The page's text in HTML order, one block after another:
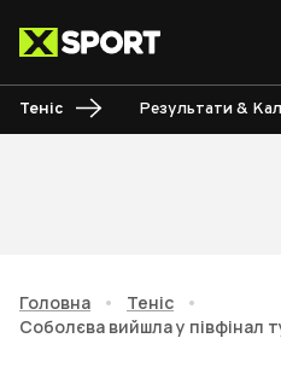
Теніс Результати &
Головна • Теніс
•
Соболєва вийшла у півфінал